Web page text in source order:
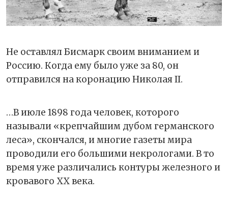
Не оставлял Бисмарк своим вниманием и
Россию. Когда ему было уже за 80, он
отправился на коронацию Николая II.
…В июле 1898 года человек, которого
называли «крепчайшим дубом германского
леса», скончался, и многие газеты мира
проводили его большими некрологами. В то
время уже различались контуры железного и
кровавого XX века.